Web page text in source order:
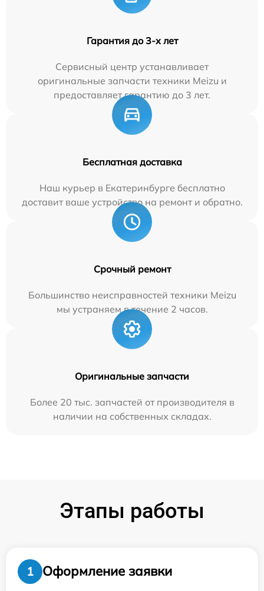
Гарантия до 3-х лет
Сервисный центр устанавливает
оригинальные запчасти техники Meizu и
предоставляет гарантию до 3 лет.
Бесплатная доставка
Наш курьер в Екатеринбурге бесплатно
доставит ваше устройство на ремонт и обратно.
Срочный ремонт
Большинство неисправностей техники Meizu
мы устраняем в течение 2 часов.
Оригинальные запчасти
Более 20 тыс. запчастей от производителя в
наличии на собственных складах.
Этапы работы
1
Оформление заявки